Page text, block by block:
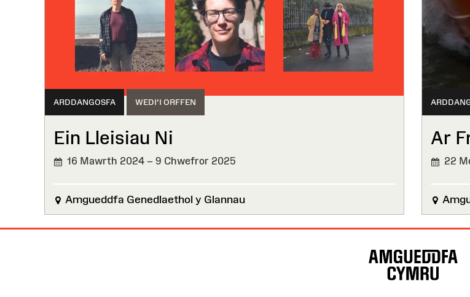
ARDDANGOSFA WEDI'I ORFFEN
Ein Lleisiau Ni
16 Mawrth 2024 – 9 Chwefror 2025
WEDI'I
Amgueddfa Genedlaethol y Glannau
Ar
22
WEDI'I